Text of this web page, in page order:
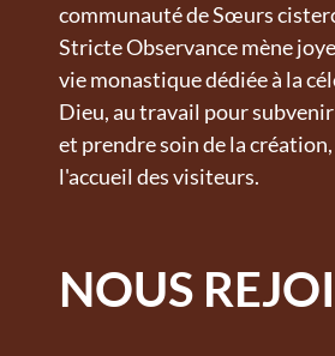
communauté de Sœurs
Stricte Observance mène
vie monastique dédiée à la
Dieu, au travail pour subvenir
et prendre soin de la
l'accueil des visiteurs.
NOUS